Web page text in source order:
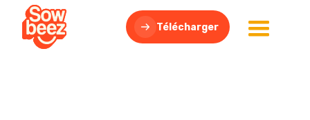
Télécharger